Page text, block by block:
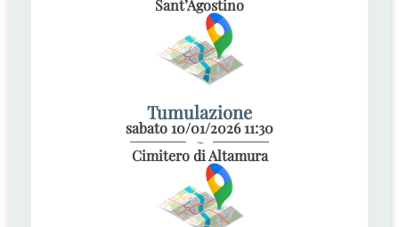
Sant’Agostino
Tumulazione
sabato 10/01/2026 11:30
~
Cimitero di Altamura